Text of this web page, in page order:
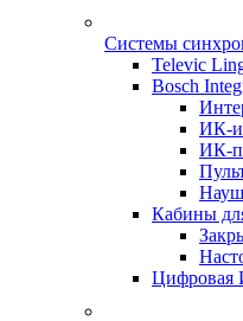
Системы
Televic
Bosch
ИК-
ИК-
Кабины
Цифровая